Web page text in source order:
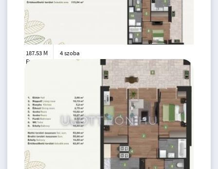
187.53 M
Ft
4 szoba
4. emelet